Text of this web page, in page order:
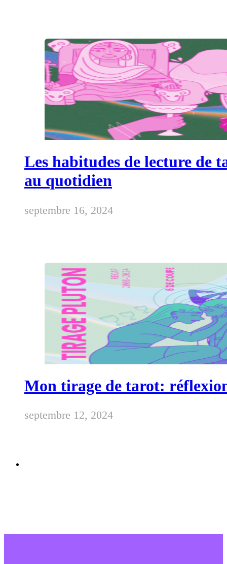
Les habitudes de lecture de
au quotidien
septembre 16, 2024
Mon tirage de tarot:
septembre 12, 2024